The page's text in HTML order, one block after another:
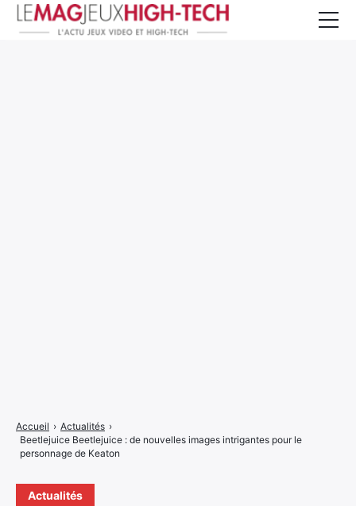
Actualités
Accueil › Actualités ›
Beetlejuice Beetlejuice : de nouvelles images intrigantes pour le
personnage de Keaton